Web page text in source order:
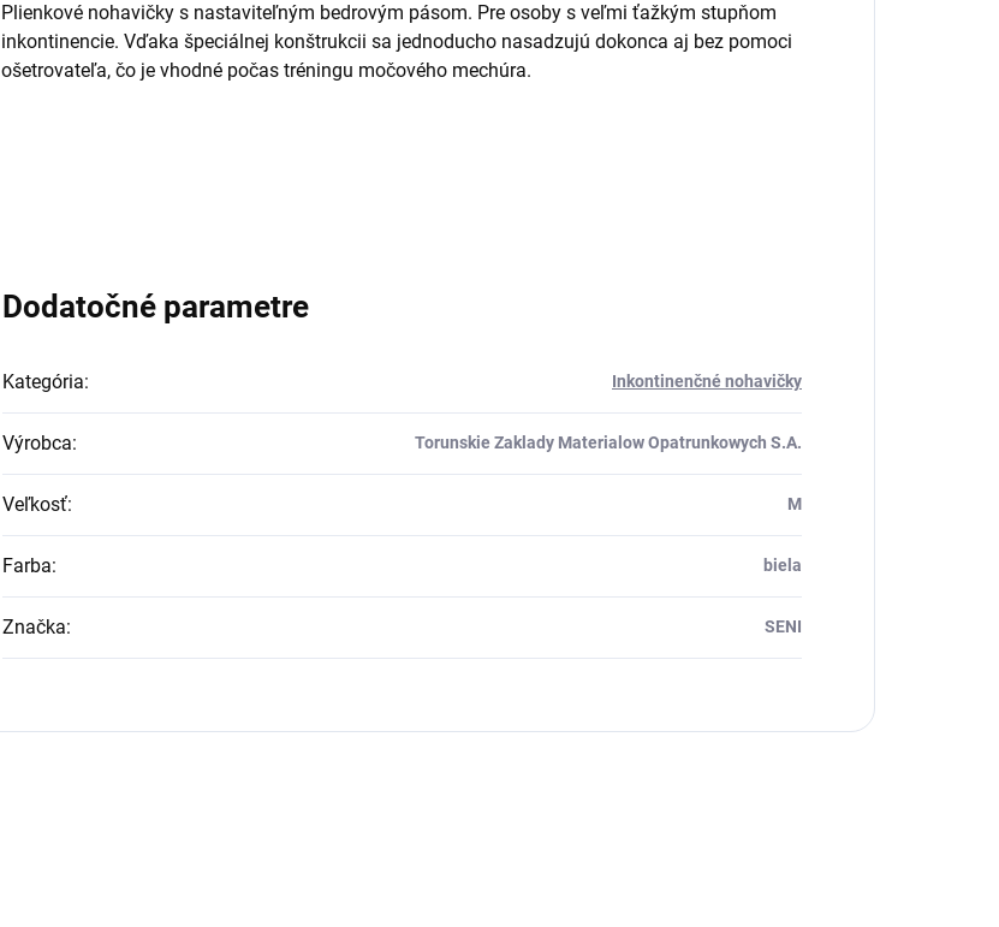
Plienkové nohavičky s nastaviteľným bedrovým pásom. Pre osoby s veľmi ťažkým stupňom
inkontinencie. Vďaka špeciálnej konštrukcii sa jednoducho nasadzujú dokonca aj bez pomoci
ošetrovateľa, čo je vhodné počas tréningu močového mechúra.
Dodatočné parametre
Kategória: Inkontinenčné nohavičky
Výrobca: Torunskie Zaklady Materialow Opatrunkowych S.A.
Veľkosť: M
Farba: biela
Značka: SENI